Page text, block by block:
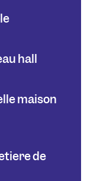
hall
maison
de